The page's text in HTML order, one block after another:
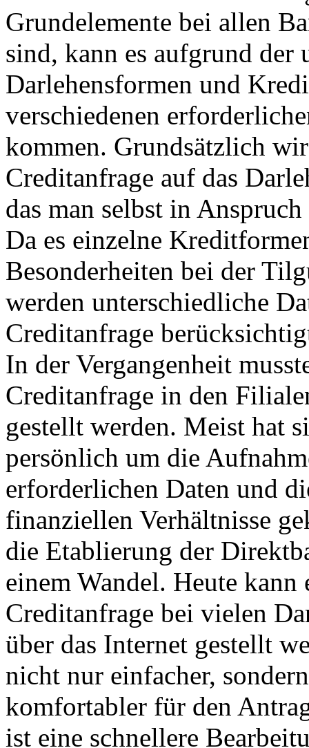
Grundelemente bei allen
sind, kann es aufgrund der
Darlehensformen und
verschiedenen
kommen. Grundsätzlich
Creditanfrage auf das
das man selbst in
Da es einzelne
Besonderheiten bei der
werden unterschiedliche
Creditanfrage
In der Vergangenheit
Creditanfrage in den
gestellt werden. Meist hat
persönlich um die
erforderlichen Daten und
finanziellen Verhältnisse
die Etablierung der
einem Wandel. Heute kann
Creditanfrage bei vielen
über das Internet gestellt
nicht nur einfacher,
komfortabler für den
ist eine schnellere